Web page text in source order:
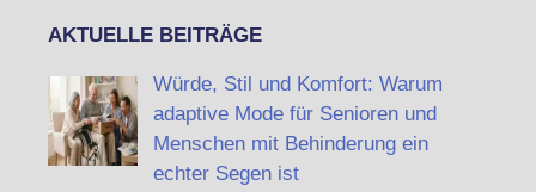
AKTUELLE BEITRÄGE
Würde, Stil und Komfort: Warum
adaptive Mode für Senioren und
Menschen mit Behinderung ein
echter Segen ist